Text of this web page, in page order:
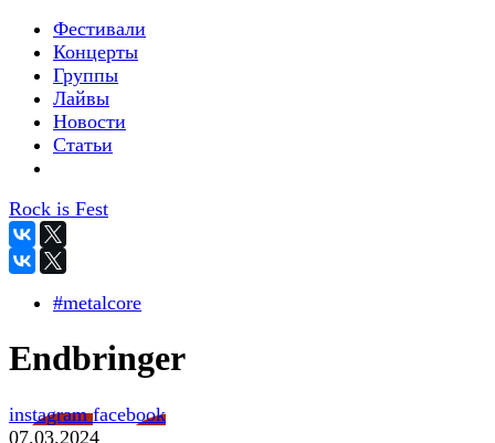
Фестивали
Концерты
Группы
Лайвы
Новости
Статьи
Rock is Fest
#metalcore
Endbringer
instagramfacebook
07.03.2024